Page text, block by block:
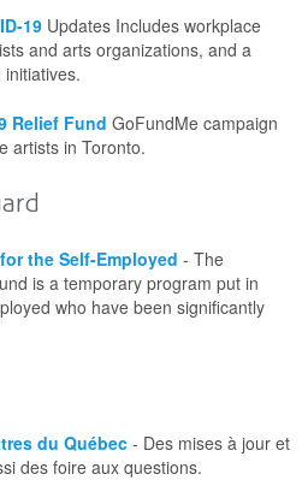
19 Updates Includes workplace
and arts organizations, and a
Relief Fund GoFundMe campaign
artists in Toronto.
the Self-Employed - The
is a temporary program put in
who have been significantly
du Québec - Des mises à jour et
des foire aux questions.